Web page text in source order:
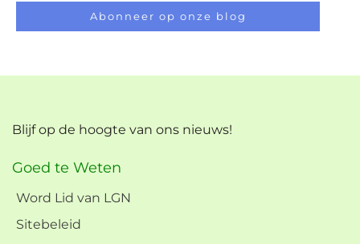
Abonneer op onze blog
Blijf op de hoogte van ons nieuws!
Goed te Weten
Word Lid van LGN
Sitebeleid